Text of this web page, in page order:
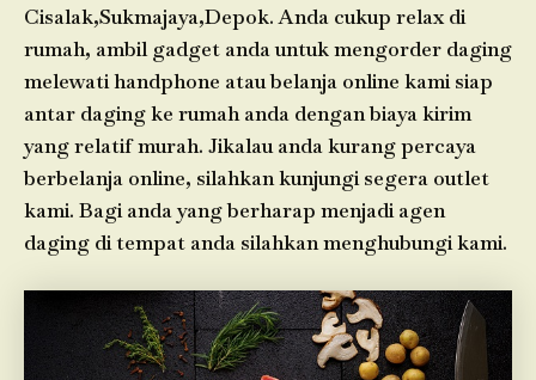
Cisalak,Sukmajaya,Depok. Anda cukup relax di
rumah, ambil gadget anda untuk mengorder daging
melewati handphone atau belanja online kami siap
antar daging ke rumah anda dengan biaya kirim
yang relatif murah. Jikalau anda kurang percaya
berbelanja online, silahkan kunjungi segera outlet
kami. Bagi anda yang berharap menjadi agen
daging di tempat anda silahkan menghubungi kami.